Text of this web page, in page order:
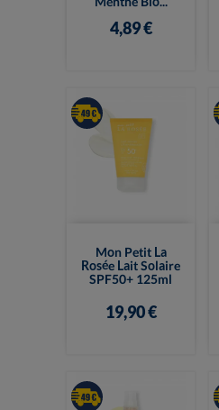
4,89 €
Mon Petit La
Rosée Lait Solaire
SPF50+ 125ml
19,90 €